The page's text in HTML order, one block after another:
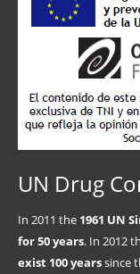
UN Drug
In 2011 the 1961 UN
for 50 years. In 2012
exist 100 yearssince